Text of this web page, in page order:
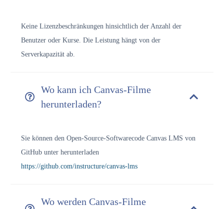
Keine Lizenzbeschränkungen hinsichtlich der Anzahl der
Benutzer oder Kurse. Die Leistung hängt von der
Serverkapazität ab.
Wo kann ich Canvas-Filme
herunterladen?
Sie können den Open-Source-Softwarecode Canvas LMS von
GitHub unter herunterladen
https://github.com/instructure/canvas-lms
Wo werden Canvas-Filme